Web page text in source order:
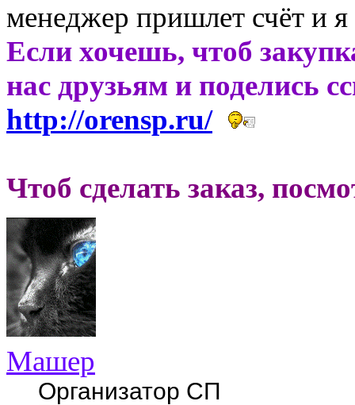
менеджер пришлет счёт и
Если хочешь, чтоб
нас друзьям и поделись
http://orensp.ru/
Чтоб сделать заказ,
Машер
Организатор СП